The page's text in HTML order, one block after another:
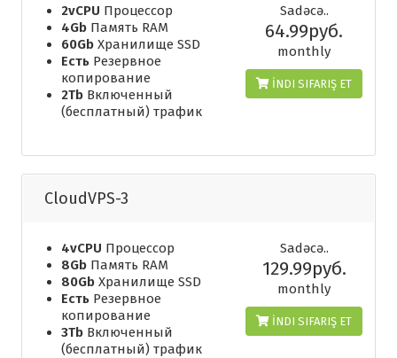
2vCPU Процессор
4Gb Память RAM
60Gb Хранилище SSD
Есть Резервное
копирование
2Tb Включенный
(бесплатный) трафик
Sadəcə..
64.99руб.
monthly
İNDI SIFARIŞ ET
CloudVPS-3
4vCPU Процессор
8Gb Память RAM
80Gb Хранилище SSD
Есть Резервное
копирование
3Tb Включенный
(бесплатный) трафик
Sadəcə..
129.99руб.
monthly
İNDI SIFARIŞ ET